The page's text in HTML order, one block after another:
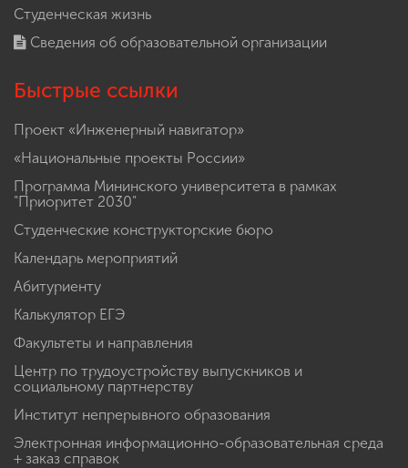
Студенческая жизнь
Сведения об образовательной организации
Быстрые ссылки
Проект «Инженерный навигатор»
«Национальные проекты России»
Программа Мининского университета в рамках
"Приоритет 2030"
Студенческие конструкторские бюро
Календарь мероприятий
Абитуриенту
Калькулятор ЕГЭ
Факультеты и направления
Центр по трудоустройству выпускников и
социальному партнерству
Институт непрерывного образования
Электронная информационно-образовательная среда
+ заказ справок